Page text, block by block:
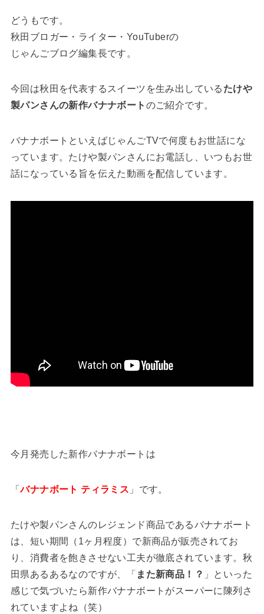
どうもです。
秋田ブロガー・ライター・YouTuberの
じゃんごブログ編集長です。
今回は秋田を代表するスイーツを生み出している たけや
製パンさんの新作バナナボート のご紹介です。
バナナボートといえばじゃんごTVで何度もお世話にな
っています。たけや製パンさんにお電話し、いつもお世
話になっている旨を伝えた動画を配信しています。
今月発売した新作バナナボートは
「バナナボート ティラミス 」です。
たけや製パンさんのレジェンド商品であるバナナボート
は、短い期間（1ヶ月程度）で新商品が販売されてお
り、消費者を飽きさせない工夫が徹底されています。秋
田県あるあるなのですが、「 また新商品！？ 」といった
感じで気づいたら新作バナナボートがスーパーに陳列さ
れていますよね（笑）